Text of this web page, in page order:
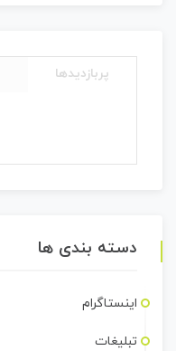
پربازدیدها
دسته بندی ها
اینستاگرام
تبلیغات